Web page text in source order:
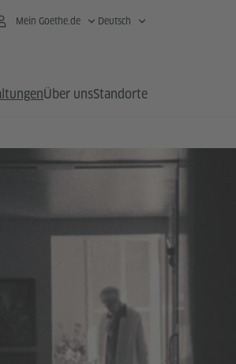
Mein Goethe.de Deutsch
Über unsStandorte